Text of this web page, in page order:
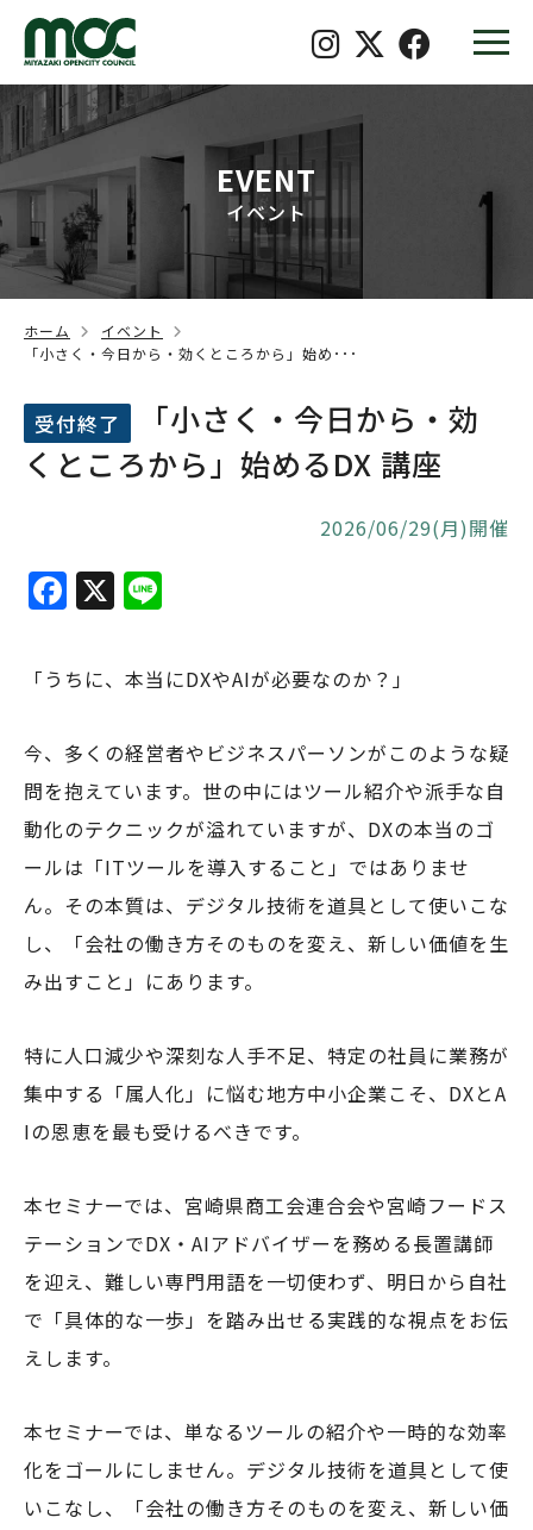
EVENT
イベント
ホーム
イベント
「小さく・今日から・効くところから」始め･･･
受付終了
「小さく・今日から・効
くところから」始めるDX 講座
2026/06/29(月)開催
F
c
e
b
o
o
k
X
e
「うちに、本当にDXやAIが必要なのか？」
今、多くの経営者やビジネスパーソンがこのような疑
問を抱えています。世の中にはツール紹介や派手な自
動化のテクニックが溢れていますが、DXの本当のゴ
ールは「ITツールを導入すること」ではありませ
ん。その本質は、デジタル技術を道具として使いこな
し、「会社の働き方そのものを変え、新しい価値を生
み出すこと」にあります。
特に人口減少や深刻な人手不足、特定の社員に業務が
集中する「属人化」に悩む地方中小企業こそ、DXとA
Iの恩恵を最も受けるべきです。
本セミナーでは、宮崎県商工会連合会や宮崎フードス
テーションでDX・AIアドバイザーを務める長置講師
を迎え、難しい専門用語を一切使わず、明日から自社
で「具体的な一歩」を踏み出せる実践的な視点をお伝
えします。
本セミナーでは、単なるツールの紹介や一時的な効率
化をゴールにしません。デジタル技術を道具として使
いこなし、「会社の働き方そのものを変え、新しい価